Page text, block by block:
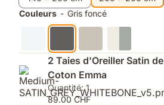
la
peau
frottements
avec
les
cheveux
Couleurs - Gris foncé
2 Taies d'Oreiller Satin de
Coton Emma
Quantité: 1
89.00 CHF